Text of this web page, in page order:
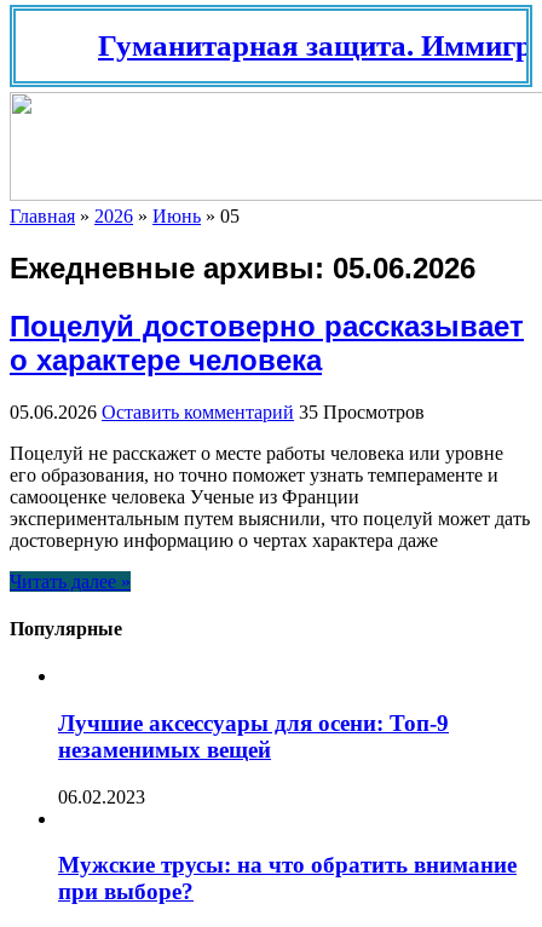
Гуманитарная защита.
Главная » 2026 » Июнь » 05
Ежедневные архивы: 05.06.2026
Поцелуй достоверно рассказывает
о характере человека
05.06.2026 Оставить комментарий 35 Просмотров
Поцелуй не расскажет о месте работы человека или уровне
его образования, но точно поможет узнать темпераменте и
самооценке человека Ученые из Франции
экспериментальным путем выяснили, что поцелуй может дать
достоверную информацию о чертах характера даже
Читать далее »
Популярные
Лучшие аксессуары для осени: Топ-9
незаменимых вещей
06.02.2023
Мужские трусы: на что обратить внимание
при выборе?